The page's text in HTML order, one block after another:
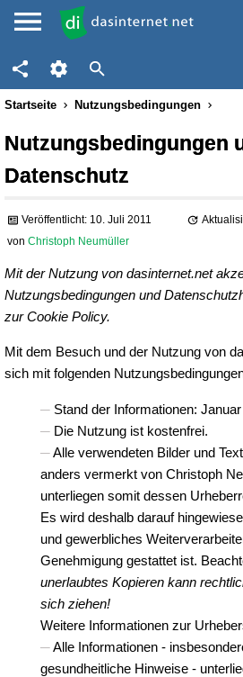
Startseite Nutzungsbedingungen
Nutzungsbedingungen
Datenschutz
Veröffentlicht: 10. Juli 2011
von Christoph Neumüller
Mit der Nutzung von dasinternet.net
Nutzungsbedingungen und
zur Cookie Policy.
Mit dem Besuch und der Nutzung von
sich mit folgenden
Stand der Informationen:
Die Nutzung ist kostenfrei.
Alle verwendeten Bilder und
anders vermerkt von Christoph
unterliegen somit dessen
Es wird deshalb darauf
und gewerbliches
Genehmigung gestattet ist.
unerlaubtes Kopieren kann
sich ziehen!
Weitere Informationen zur
Alle Informationen -
gesundheitliche Hinweise -